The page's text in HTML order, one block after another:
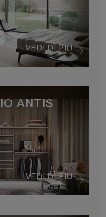
VEDI DI PIÙ
VEDI DI PIÙ
ANTIS